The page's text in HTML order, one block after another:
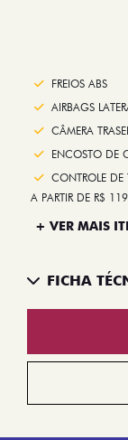
FREIOS ABS
AIRBAGS
CÂMERA
ENCOSTO DE
CONTROLE DE
A PARTIR DE R$
+ VER MAIS
FICHA